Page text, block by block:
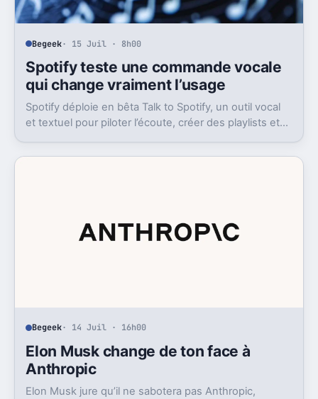
Begeek· 15 Juil · 8h00
Spotify teste une commande vocale
qui change vraiment l’usage
Spotify déploie en bêta Talk to Spotify, un outil vocal
et textuel pour piloter l’écoute, créer des playlists et
Begeek· 14 Juil · 16h00
Elon Musk change de ton face à
Anthropic
Elon Musk jure qu’il ne sabotera pas Anthropic,